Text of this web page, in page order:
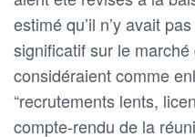
estimé qu’il n’y avait
significatif sur le marché
considéraient comme
“recrutements lents,
compte-rendu de la